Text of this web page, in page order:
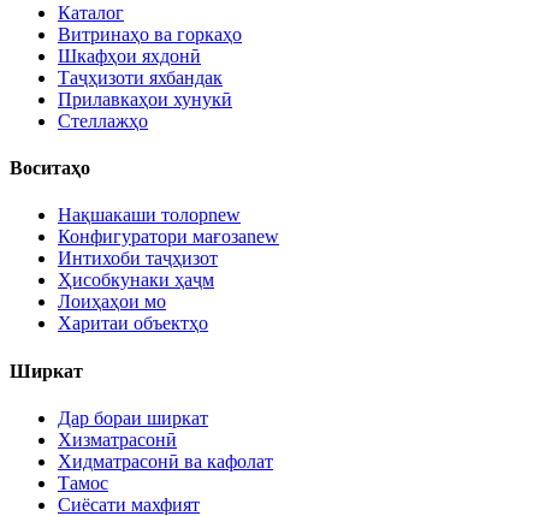
Каталог
Витринаҳо ва горкаҳо
Шкафҳои яхдонӣ
Таҷҳизоти яхбандак
Прилавкаҳои хунукӣ
Стеллажҳо
Воситаҳо
Нақшакаши толорnew
Конфигуратори мағозаnew
Интихоби таҷҳизот
Ҳисобкунаки ҳаҷм
Лоиҳаҳои мо
Харитаи объектҳо
Ширкат
Дар бораи ширкат
Хизматрасонӣ
Хидматрасонӣ ва кафолат
Тамос
Сиёсати махфият